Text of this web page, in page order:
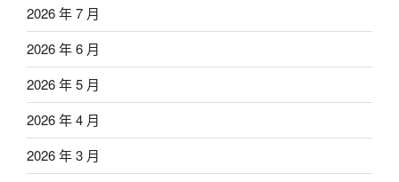
2026 年 7 月
2026 年 6 月
2026 年 5 月
2026 年 4 月
2026 年 3 月